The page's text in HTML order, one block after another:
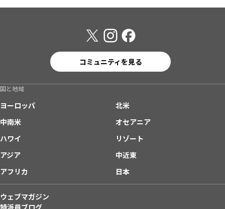
コミュニティを見る
国と地域
ヨーロッパ
北米
中南米
オセアニア
ハワイ
リゾート
アジア
中近東
アフリカ
日本
ウェブマガジン
特派員ブログ